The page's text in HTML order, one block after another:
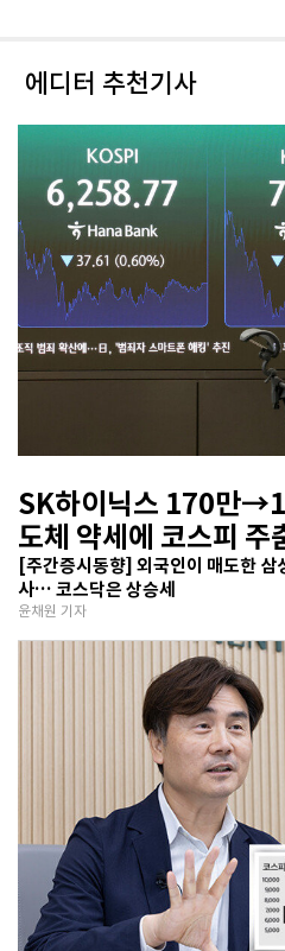
에디터 추천기사
SK하이닉스 170만
도체 약세에 코스피 주
[주간증시동향] 외국인이 매도한 삼
사… 코스닥은 상승세
윤채원 기자